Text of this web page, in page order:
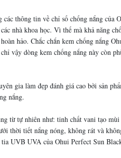
thông tin về chỉ số chống nắng của
nhà khoa học. Vì thế mà khả năng
hảo. Chắc chắn kem chống nắng
vậy dòng kem chống nắng này còn
gia làm đẹp đánh giá cao bởi sản
nắng.
từ tự nhiên như: tinh chất vani tạo
thời tiết nắng nóng, không rát và
UVB UVA của Ohui Perfect Sun